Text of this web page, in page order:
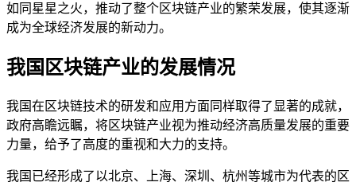
如同星星之火，推动了整个区块链产业的繁荣发展，使其逐渐
成为全球经济发展的新动力。
我国区块链产业的发展情况
我国在区块链技术的研发和应用方面同样取得了显著的成就，
政府高瞻远瞩，将区块链产业视为推动经济高质量发展的重要
力量，给予了高度的重视和大力的支持。
我国已经形成了以北京、上海、深圳、杭州等城市为代表的区